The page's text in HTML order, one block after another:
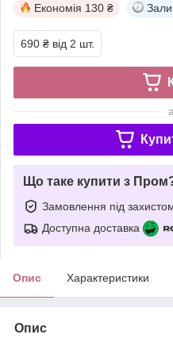
Економія 130 ₴
690 ₴ від 2 шт.
Що таке купити з
Замовлення під
Доступна доставка
Опис Характеристики
Опис